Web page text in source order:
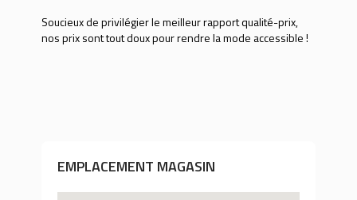
Soucieux de privilégier le meilleur rapport qualité-prix,
nos prix sont tout doux pour rendre la mode accessible !
EMPLACEMENT MAGASIN